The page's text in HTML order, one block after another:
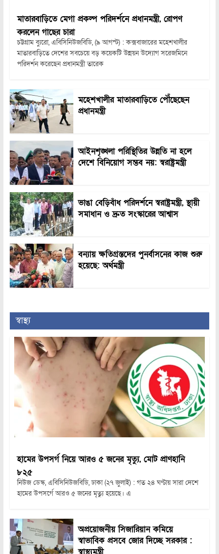
মাতারবাড়িতে মেগা প্রকল্প পরিদর্শনে প্রধানমন্ত্রী, রোপণ
করলেন গাছের চারা
চট্টগ্রাম ব্যুরো, এবিসিনিউজবিডি, (৯ আগস্ট) : কক্সবাজারের মহেশখালীর
মাতারবাড়িতে দেশের সবচেয়ে বড় কয়েকটি উন্নয়ন উদ্যোগ সরেজমিনে
পরিদর্শন করেছেন প্রধানমন্ত্রী তারেক
মহেশখালীর মাতারবাড়িতে পৌঁছেছেন
প্রধানমন্ত্রী
আইনশৃঙ্খলা পরিস্থিতির উন্নতি না হলে
দেশে বিনিয়োগ সম্ভব নয়: স্বরাষ্ট্রমন্ত্রী
ভাঙা বেড়িবাঁধ পরিদর্শনে স্বরাষ্ট্রমন্ত্রী, স্থায়ী
সমাধান ও দ্রুত সংস্কারের আশ্বাস
বন্যায় ক্ষতিগ্রস্তদের পুনর্বাসনের কাজ শুরু
হয়েছে: অর্থমন্ত্রী
স্বাস্থ্য
হামের উপসর্গ নিয়ে আরও ৫ জনের মৃত্যু, মোট প্রাণহানি
৮২৫
নিউজ ডেস্ক, এবিসিনিউজবিডি, ঢাকা (২৭ জুলাই) : গত ২৪ ঘণ্টায় সারা দেশে
হামের উপসর্গে আরও ৫ জনের মৃত্যু হয়েছে। এ
অপ্রয়োজনীয় সিজারিয়ান কমিয়ে
স্বাভাবিক প্রসবে জোর দিচ্ছে সরকার :
স্বাস্থ্যমন্ত্রী